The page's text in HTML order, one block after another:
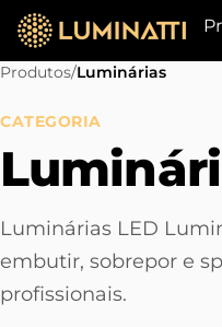
Produtos/Luminárias
CATEGORIA
Luminárias LED
embutir, sobrepor e
profissionais.